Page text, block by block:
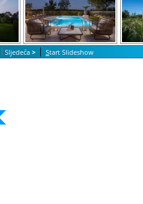
Sljedeća > Start Slideshow